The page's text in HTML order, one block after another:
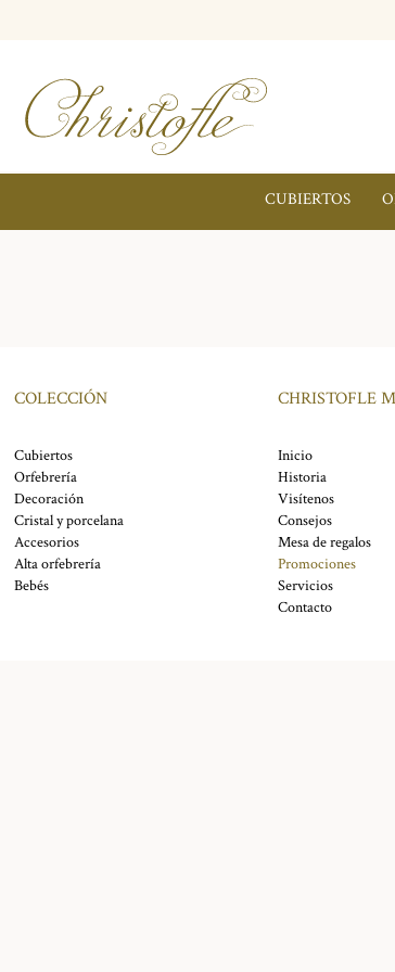
CUBIERTOS
COLECCIÓN
Cubiertos
Orfebrería
Decoración
Cristal y porcelana
Accesorios
Alta orfebrería
Bebés
CHRISTOFLE
Inicio
Historia
Visítenos
Consejos
Mesa de regalos
Promociones
Servicios
Contacto